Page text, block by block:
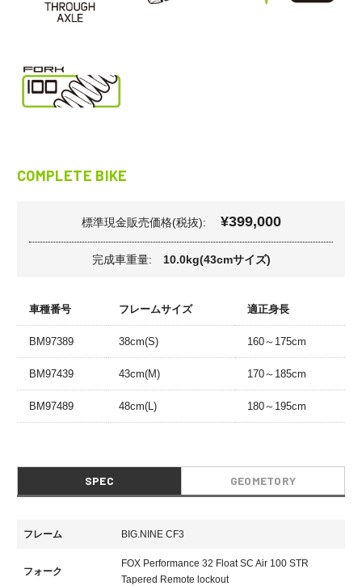
COMPLETE BIKE
標準現金販売価格(税抜): ¥399,000
完成車重量: 10.0kg(43cmサイズ)
車種番号 フレームサイズ 適正身長
BM97389 38cm(S) 160～175cm
BM97439 43cm(M) 170～185cm
BM97489 48cm(L) 180～195cm
SPEC GEOMETORY
フレーム BIG.NINE CF3
フォーク
FOX Performance 32 Float SC Air 100 STR
Tapered Remote lockout